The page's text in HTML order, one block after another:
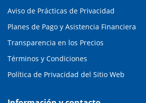
Aviso de Prácticas de Privacidad
Planes de Pago y Asistencia Financiera
Transparencia en los Precios
Términos y Condiciones
Política de Privacidad del Sitio Web